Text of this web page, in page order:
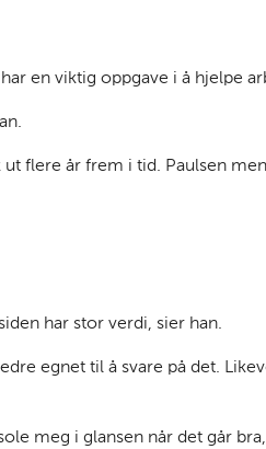
en viktig oppgave i å hjelpe
flere år frem i tid. Paulsen
har stor verdi, sier han.
egnet til å svare på det.
meg i glansen når det går